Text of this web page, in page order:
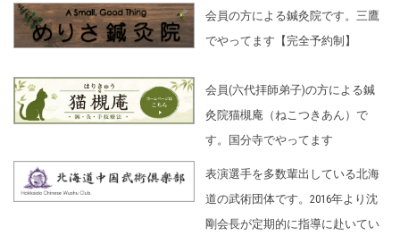
会員の方による鍼灸院です。三鷹
でやってます【完全予約制】
会員(六代拝師弟子)の方による鍼
灸院猫槻庵（ねこつきあん）で
す。国分寺でやってます
表演選手を多数輩出している北海
道の武術団体です。2016年より沈
剛会長が定期的に指導に赴いてい